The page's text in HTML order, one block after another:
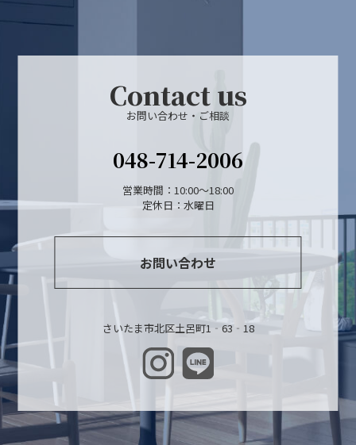
Contact us
お問い合わせ・ご相談
048-714-2006
営業時間：10:00～18:00
定休日：水曜日
お問い合わせ
さいたま市北区土呂町1‐63‐18